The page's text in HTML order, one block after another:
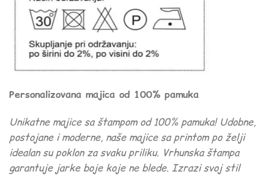
Personalizovana majica od 100% pamuka
Unikatne majice sa štampom od 100% pamuka! Udobne,
postojane i moderne, naše majice sa printom po želji
idealan su poklon za svaku priliku. Vrhunska štampa
garantuje jarke boje koje ne blede. Izrazi svoj stil